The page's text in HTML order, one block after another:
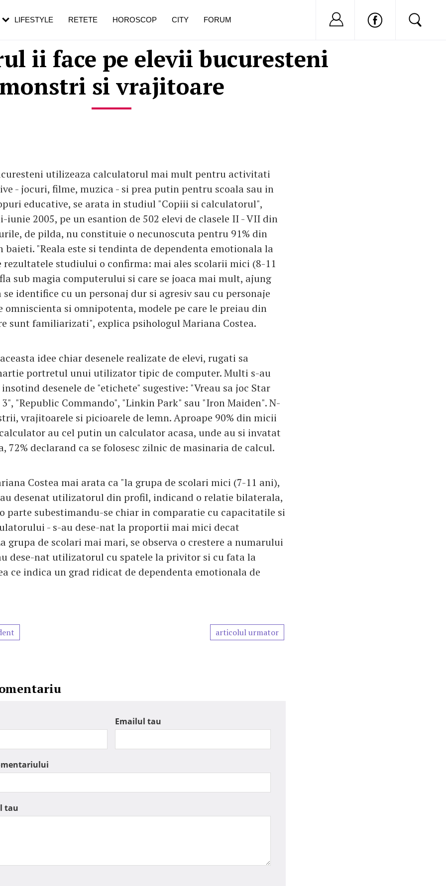
ii face pe elevii bucuresteni
si vrajitoare
utilizeaza calculatorul mai mult pentru activitati
- jocuri, filme, muzica - si prea putin pentru scoala sau in
educative, se arata in studiul "Copiii si calculatorul",
iunie 2005, pe un esantion de 502 elevi de clasele II - VII din
de pilda, nu constituie o necunoscuta pentru 91% din
baieti. "Reala este si tendinta de dependenta emotionala la
rezultatele studiului o confirma: mai ales scolarii mici (8-11
sub magia computerului si care se joaca mai mult, ajung
identifice cu un personaj dur si agresiv sau cu personaje
omniscienta si omnipotenta, modele pe care le preiau din
sunt familiarizati", explica psihologul Mariana Costea.
idee chiar desenele realizate de elevi, rugati sa
portretul unui utilizator tipic de computer. Multi s-au
desenele de "etichete" sugestive: "Vreau sa joc Star
"Republic Commando", "Linkin Park" sau "Iron Maiden". N-
vrajitoarele si picioarele de lemn. Aproape 90% din micii
au cel putin un calculator acasa, unde au si invatat
72% declarand ca se folosesc zilnic de masinaria de calcul.
Costea mai arata ca "la grupa de scolari mici (7-11 ani),
desenat utilizatorul din profil, indicand o relatie bilaterala,
parte subestimandu-se chiar in comparatie cu capacitatile si
- s-au dese-nat la proportii mai mici decat
grupa de scolari mai mari, se observa o crestere a numarului
dese-nat utilizatorul cu spatele la privitor si cu fata la
ce indica un grad ridicat de dependenta emotionala de
articolul urmator
Emailul tau
tau
LIFESTYLE RETETE HOROSCOP CITY FORUM Nu ai cont?
în vârstă
de dureroasă este investigația